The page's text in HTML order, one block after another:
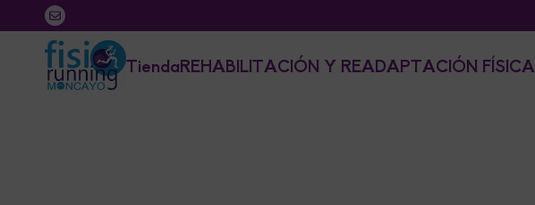
TiendaREHABILITACIÓN Y READAPTACIÓN FÍSICA